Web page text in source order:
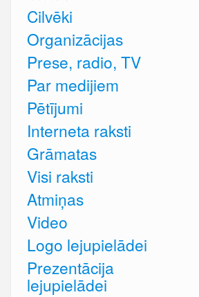
Cilvēki
Organizācijas
Prese, radio, TV
Par medijiem
Pētījumi
Interneta raksti
Grāmatas
Visi raksti
Atmiņas
Video
Logo lejupielādei
Prezentācija
lejupielādei